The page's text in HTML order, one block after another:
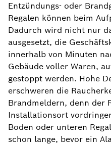
Entzündungs- oder
Regalen können beim
Dadurch wird nicht nur
ausgesetzt, die
innerhalb von Minuten
Gebäude voller Waren,
gestoppt werden. Hohe
erschweren die
Brandmeldern, denn der
Installationsort
Boden oder unteren
schon lange, bevor ein